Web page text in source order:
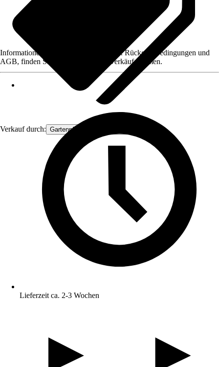
Verkauf durch: Gartenpflanzen Ammerland
Informationen des Verkäufers, wie z. B. Rückgabebedingungen und
AGB, finden Sie bei Klick auf den Verkäufernamen.
Lieferzeit ca. 2-3 Wochen